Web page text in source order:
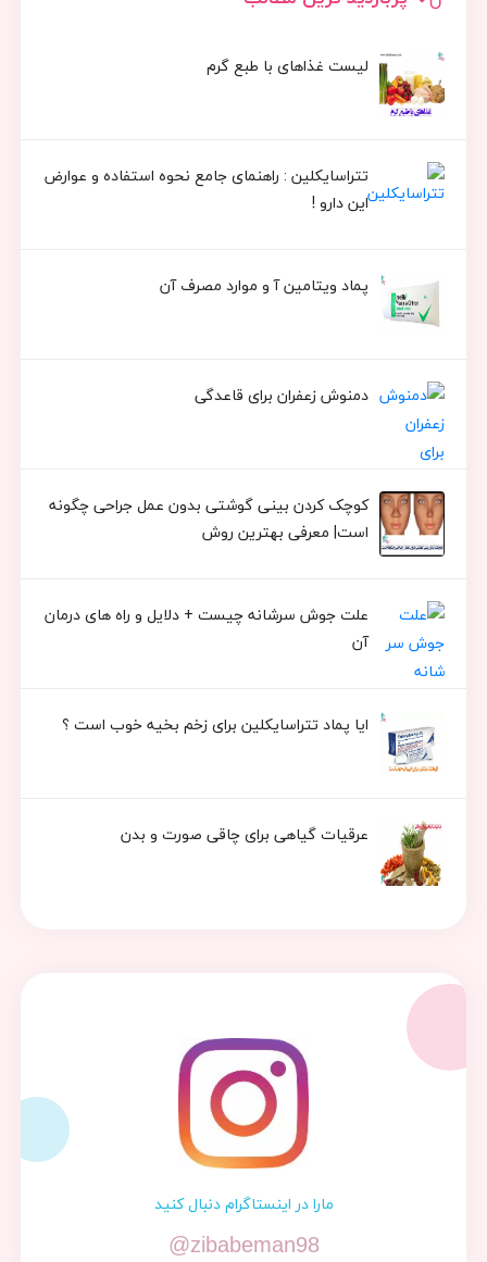
لیست غذاهای با طبع گرم
تتراسایکلین : راهنمای جامع نحوه استفاده و عوارض
این دارو !
پماد ویتامین آ و موارد مصرف آن
دمنوش زعفران برای قاعدگی
کوچک کردن بینی گوشتی بدون عمل جراحی چگونه
است| معرفی بهترین روش
علت جوش سرشانه چیست + دلایل و راه های درمان
آن
ایا پماد تتراسایکلین برای زخم بخیه خوب است ؟
عرقیات گیاهی برای چاقی صورت و بدن
مارا در اینستاگرام دنبال کنید
@zibabeman98